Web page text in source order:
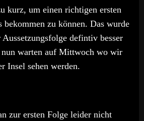
kurz, um einen richtigen ersten
bekommen zu können. Das wurde
defintiv besser
nun warten auf Mittwoch wo wir
Insel sehen werden.
zur ersten Folge leider nicht